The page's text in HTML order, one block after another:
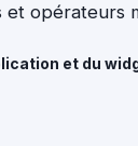
opérateurs
et du